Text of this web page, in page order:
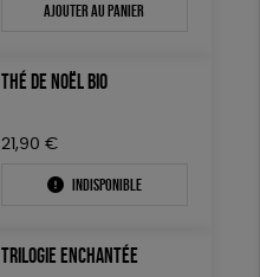
Ajouter au panier
THÉ DE NOËL BIO
21,90 €
Indisponible
TRILOGIE ENCHANTÉE